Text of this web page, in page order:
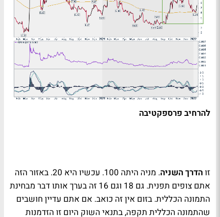
להרחיב פרספקטיבה
זוהדרך השניה
. מניה היתה 100. עכשיו היא 20. באזור הזה
אתם צופים תפנית. גם 18 וגם 16 זה בערך אותו דבר מבחינת
התמונה הכללית. בזום אין זה כואב. אם אתם עדיין חושבים
שהתמונה הכללית תקפה, בתנאי השוק היום זו הזדמנות